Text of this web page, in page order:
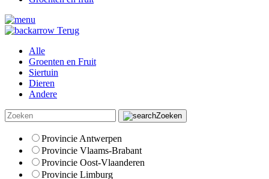
Terug
Alle
Groenten en Fruit
Siertuin
Dieren
Andere
Zoeken
Provincie Antwerpen
Provincie Vlaams-Brabant
Provincie Oost-Vlaanderen
Provincie Limburg